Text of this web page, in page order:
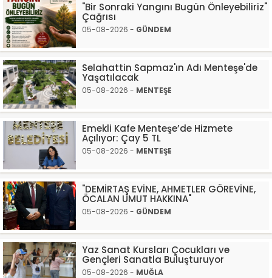
"Bir Sonraki Yangını Bugün Önleyebiliriz"
Çağrısı
05-08-2026 - GÜNDEM
Selahattin Sapmaz'ın Adı Menteşe'de
Yaşatılacak
05-08-2026 - MENTEŞE
Emekli Kafe Menteşe’de Hizmete
Açılıyor: Çay 5 TL
05-08-2026 - MENTEŞE
"DEMİRTAŞ EVİNE, AHMETLER GÖREVİNE,
ÖCALAN UMUT HAKKINA"
05-08-2026 - GÜNDEM
Yaz Sanat Kursları Çocukları ve
Gençleri Sanatla Buluşturuyor
05-08-2026 - MUĞLA